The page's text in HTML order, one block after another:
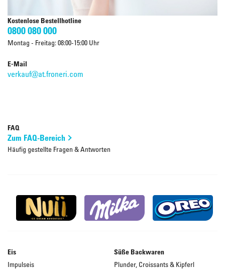
Kostenlose Bestellhotline
0800 080 000
Montag - Freitag: 08:00-15:00 Uhr
E-Mail
verkauf@at.froneri.com
FAQ
Zum FAQ-Bereich
Häufig gestellte Fragen & Antworten
Eis
Impulseis
Süße Backwaren
Plunder, Croissants & Kipferl